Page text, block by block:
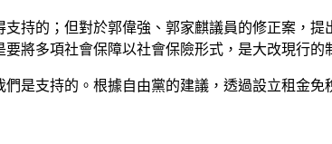
持的；但對於郭偉強、郭家麒議員的修正案，
將多項社會保障以社會保險形式，是大改現行
是支持的。根據自由黨的建議，透過設立租金